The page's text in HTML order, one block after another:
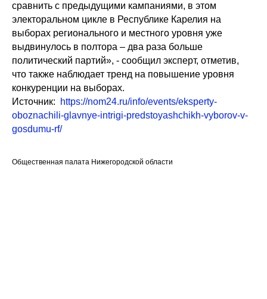
сравнить с предыдущими кампаниями, в этом
электоральном цикле в Республике Карелия на
выборах регионального и местного уровня уже
выдвинулось в полтора – два раза больше
политический партий», - сообщил эксперт, отметив,
что также наблюдает тренд на повышение уровня
конкуренции на выборах.
Источник:
https://nom24.ru/info/events/eksperty-
oboznachili-glavnye-intrigi-predstoyashchikh-vyborov-v-
gosdumu-rf/
Общественная палата Нижегородской области